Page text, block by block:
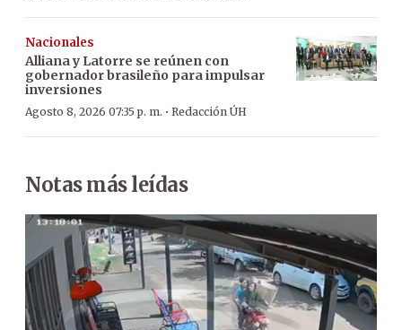
Nacionales
Alliana y Latorre se reúnen con
gobernador brasileño para impulsar
inversiones
Agosto 8, 2026 07:35 p. m. · Redacción ÚH
Notas más leídas